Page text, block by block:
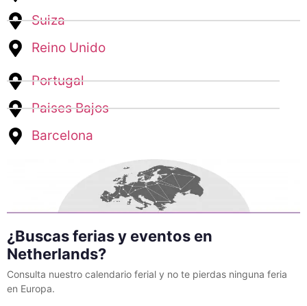
Suiza
Reino Unido
Portugal
Paises Bajos
Barcelona
¿Buscas ferias y eventos en
Netherlands?
Consulta nuestro calendario ferial y no te pierdas ninguna feria
en Europa.